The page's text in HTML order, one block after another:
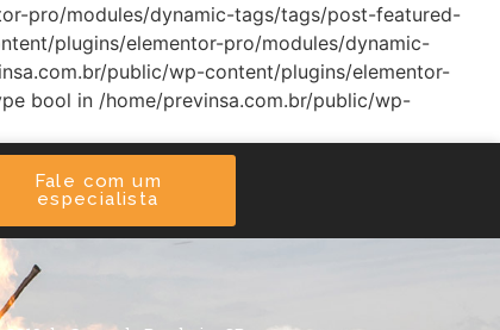
pro/modules/dynamic-tags/tags/post-featured-
plugins/elementor-pro/modules/dynamic-
public/wp-content/plugins/elementor-
bool in /home/previnsa.com.br/public/wp-
Fale com um
especialista